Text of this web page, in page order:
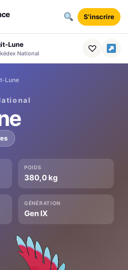
S'inscrire
Lune
National ♡
Lune
POIDS
380,0 kg
GÉNÉRATION
Gen IX